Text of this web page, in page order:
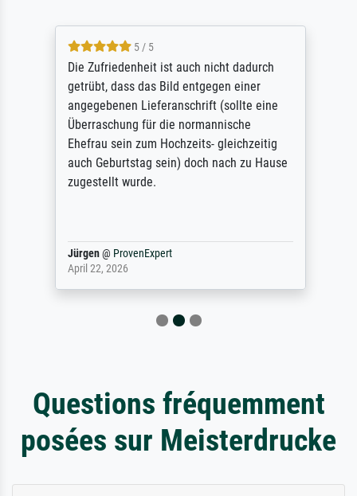
5 / 5
Die Zufriedenheit ist auch nicht dadurch
getrübt, dass das Bild entgegen einer
angegebenen Lieferanschrift (sollte eine
Überraschung für die normannische
Ehefrau sein zum Hochzeits- gleichzeitig
auch Geburtstag sein) doch nach zu Hause
zugestellt wurde.
Jürgen@ ProvenExpert
April 22, 2026
Questions fréquemment
posées sur Meisterdrucke